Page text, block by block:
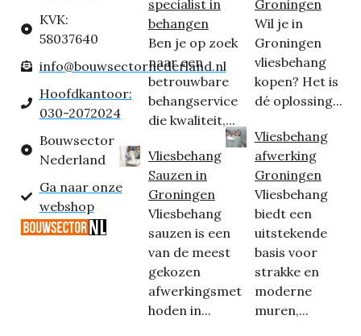
KVK:
58037640
info@bouwsectornederland.nl
Hoofdkantoor:
030-2072024
Bouwsector
Nederland
Ga naar onze
webshop
specialist in
behangen
Ben je op zoek
naar een
betrouwbare
behangservice
die kwaliteit,...
Vliesbehang
Sauzen in
Groningen
Vliesbehang
sauzen is een
van de meest
gekozen
afwerkingsmet
hoden in...
Groningen
Wil je in
Groningen
vliesbehang
kopen? Het is
dé oplossing...
Vliesbehang
afwerking
Groningen
Vliesbehang
biedt een
uitstekende
basis voor
strakke en
moderne
muren,...